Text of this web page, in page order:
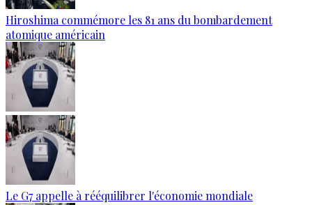
Hiroshima commémore les 81 ans du bombardement
atomique américain
Le G7 appelle à rééquilibrer l'économie mondiale